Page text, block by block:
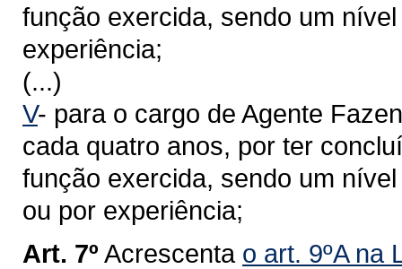
função exercida, sendo um
experiência;
(...)
V- para o cargo de Agente
cada quatro anos, por ter
função exercida, sendo um
ou por experiência;
Art. 7º Acrescenta o art. 9ºA na